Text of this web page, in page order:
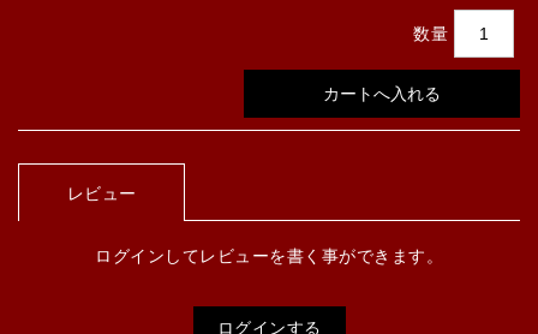
数量
レビュー
ログインしてレビューを書く事ができます。
ログインする